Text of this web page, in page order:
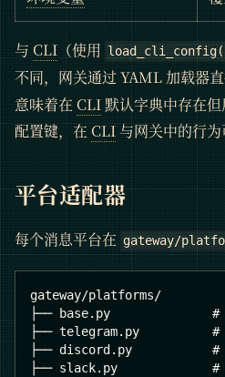
与 CLI （使用
不同，网关通过 YAML 加载器
意味着在 CLI默认字典中存在
配置键，在 CLI与网关中的行为
平台适配器
每个消息平台在 gateway/
gateway/platforms/
├── base.py              #
├── telegram.py          #
├── discord.py           #
├── slack.py             #